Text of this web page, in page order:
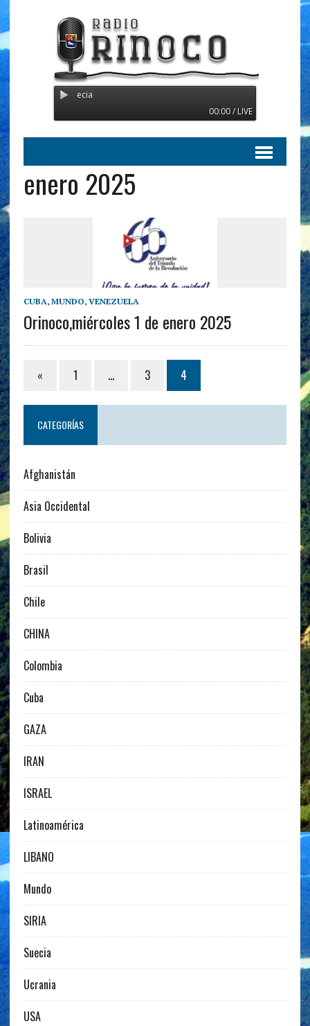
desde Suecia
00:00 / LIVE
enero 2025
CUBA, MUNDO, VENEZUELA
Orinoco,miércoles 1 de enero 2025
« 1 … 3 4
CATEGORÍAS
Afghanistán
Asia Occidental
Bolivia
Brasil
Chile
CHINA
Colombia
Cuba
GAZA
IRAN
ISRAEL
Latinoamérica
LIBANO
Mundo
SIRIA
Suecia
Ucrania
USA